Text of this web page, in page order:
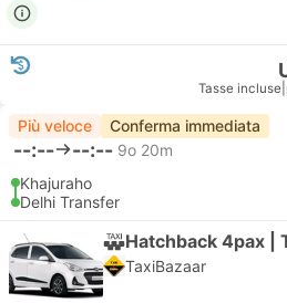
Tasse incluse
Più veloce Conferma immediata
--:-- --:-- 9o 20m
Khajuraho
Delhi Transfer
Hatchback 4pax |
TaxiBazaar